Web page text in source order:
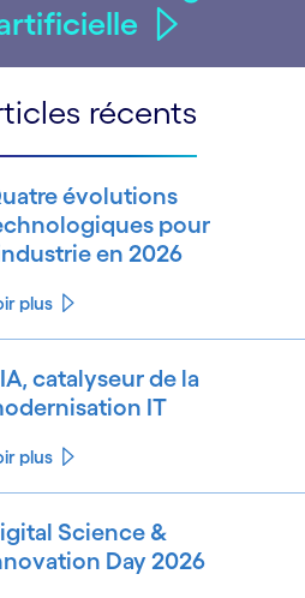
récents
évolutions
pour
en 2026
plus
catalyseur de la
IT
plus
Science &
Day 2026